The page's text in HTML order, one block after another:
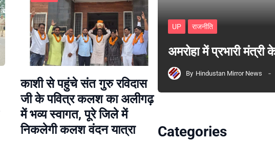
काशी से पहुंचे संत गुरु रविदास
जी के पवित्र कलश का अलीगढ़
में भव्य स्वागत, पूरे जिले में
निकलेगी कलश वंदन यात्रा
UP राजनीति
अमरोहा में प्रभारी
By Hindustan Mirror News
Categories